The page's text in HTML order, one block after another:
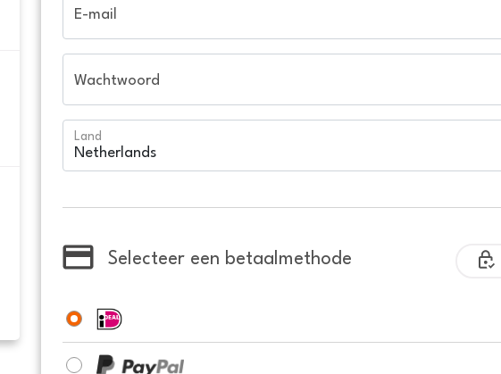
E-mail
Wachtwoord
Land
Selecteer een betaalmethode